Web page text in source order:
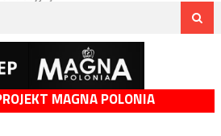
MAGNA POLONIA